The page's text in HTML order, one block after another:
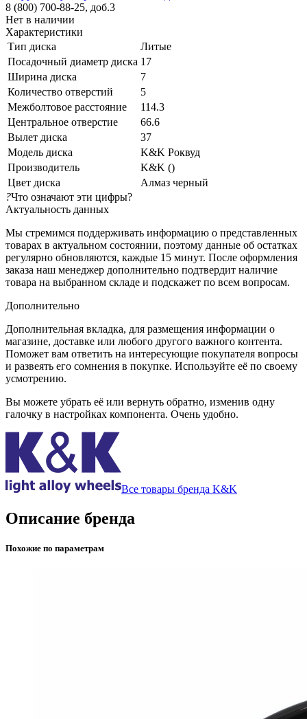
8 (800) 700-88-25, доб.3
Нет в наличии
Характеристики
Тип диска
Литые
Посадочный диаметр диска 17
Ширина диска
7
Количество отверстий
5
Межболтовое расстояние
114.3
Центральное отверстие
66.6
Вылет диска
37
Модель диска
K&K Роквуд
Производитель
K&K ()
Цвет диска
Алмаз черный
?Что означают эти цифры?
Актуальность данных
Мы стремимся поддерживать информацию о представленных
товарах в актуальном состоянии, поэтому данные об остатках
регулярно обновляются, каждые 15 минут. После оформления
заказа наш менеджер дополнительно подтвердит наличие
товара на выбранном складе и подскажет по всем вопросам.
Дополнительно
Дополнительная вкладка, для размещения информации о
магазине, доставке или любого другого важного контента.
Поможет вам ответить на интересующие покупателя вопросы
и развеять его сомнения в покупке. Используйте её по своему
усмотрению.
Вы можете убрать её или вернуть обратно, изменив одну
галочку в настройках компонента. Очень удобно.
Все товары бренда K&K
Описание бренда
Похожие по параметрам